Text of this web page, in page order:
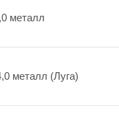
металл
металл (Луга)